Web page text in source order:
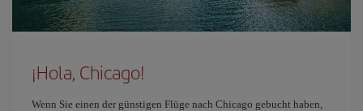
¡Hola, Chicago!
Wenn Sie einen der günstigen Flüge nach Chicago gebucht haben,